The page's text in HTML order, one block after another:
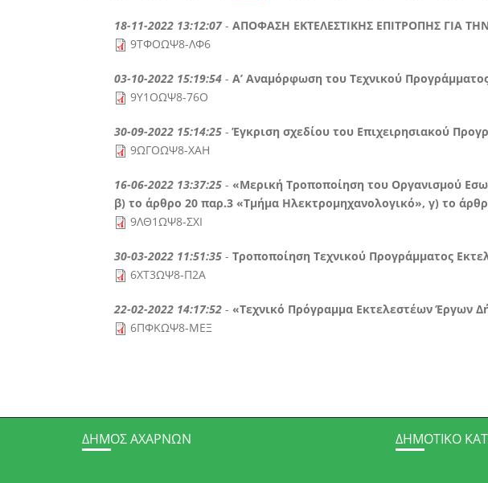
18-11-2022 13:12:07- ΑΠΟΦΑΣΗ ΕΚΤΕΛΕΣΤΙΚΗΣ ΕΠΙΤΡΟΠΗΣ ΓΙΑ
9ΤΦΟΩΨ8-ΛΦ6
03-10-2022 15:19:54 - Α’ Αναμόρφωση του Τεχνικού
9Υ1ΟΩΨ8-76Ο
30-09-2022 15:14:25 -Έγκριση σχεδίου του Επιχειρησιακού
9ΩΓΟΩΨ8-ΧΑΗ
16-06-2022 13:37:25 - «Μερική Τροποποίηση του Οργανισμού
β) το άρθρο 20 παρ.3 «Τμήμα Ηλεκτρομηχανολογικό», γ) το
9ΛΘ1ΩΨ8-ΣΧΙ
30-03-2022 11:51:35 - Τροποποίηση Τεχνικού Προγράμματος
6ΧΤ3ΩΨ8-Π2Α
22-02-2022 14:17:52 - «Τεχνικό Πρόγραμμα Εκτελεστέων Έργων
6ΠΦΚΩΨ8-ΜΕΞ
ΔΉΜΟΣ ΑΧΑΡΝΏΝ ΔΗΜΟΤΙΚΌ